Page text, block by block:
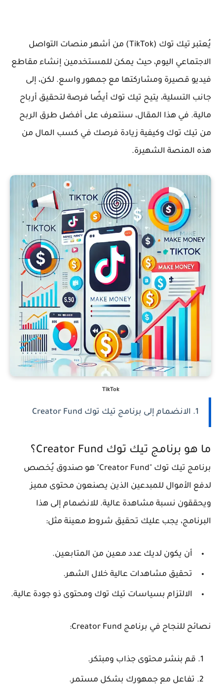
يُعتبر تيك توك (TikTok) من أشهر منصات التواصل
الاجتماعي اليوم، حيث يمكن للمستخدمين إنشاء مقاطع
فيديو قصيرة ومشاركتها مع جمهور واسع. لكن، إلى
جانب التسلية، يتيح تيك توك أيضًا فرصة لتحقيق أرباح
مالية. في هذا المقال، سنتعرف على أفضل طرق الربح
من تيك توك وكيفية زيادة فرصك في كسب المال من
هذه المنصة الشهيرة.
TikTok
1. الانضمام إلى برنامج تيك توك Creator Fund
ما هو برنامج تيك توك Creator Fund؟
برنامج تيك توك "Creator Fund" هو صندوق يُخصص
لدفع الأموال للمبدعين الذين يصنعون محتوى مميز
ويحققون نسبة مشاهدة عالية. للانضمام إلى هذا
البرنامج، يجب عليك تحقيق شروط معينة مثل:
أن يكون لديك عدد معين من المتابعين.
تحقيق مشاهدات عالية خلال الشهر.
الالتزام بسياسات تيك توك ومحتوى ذو جودة عالية.
نصائح للنجاح في برنامج Creator Fund:
قم بنشر محتوى جذاب ومبتكر.
تفاعل مع جمهورك بشكل مستمر.